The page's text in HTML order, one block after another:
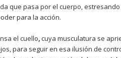
que pasa por el cuerpo,
para la acción.
el cuello,cuya musculatura se
para seguir en esa ilusión de